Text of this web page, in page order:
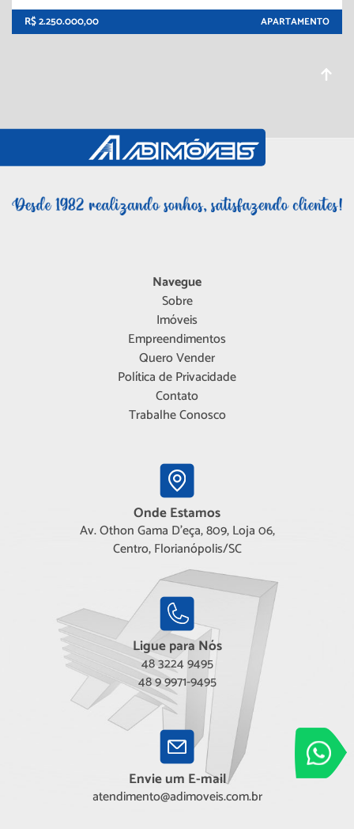
R$ 2.250.000,00 APARTAMENTO
Adimóveis
Entre em
Navegue
Sobre
Imóveis
Empreendimentos
Quero Vender
Política de Privacidade
Contato
Trabalhe Conosco
Onde Estamos
Av. Othon Gama D'eça, 809, Loja 06,
Centro, Florianópolis/SC
Ligue para Nós
48 3224 9495
48 9 9971-9495
Envie um E-mail
atendimento@adimoveis.com.br